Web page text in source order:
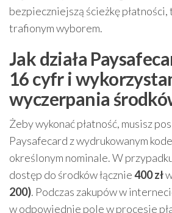
bezpieczniejszą ścieżkę płatności,
trafionym wyborem.
Jak działa
16 cyfr i
wyczerpania
Żeby wykonać płatność, musisz
Paysafecard z wydrukowanym
określonym nominale. W
dostęp do środków łącznie400 zł
200). Podczas zakupów w
w odpowiednie pole w procesie